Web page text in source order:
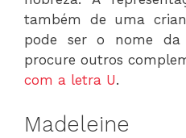
também de uma
pode ser o nome da
procure outros
com a letra U.
Madeleine